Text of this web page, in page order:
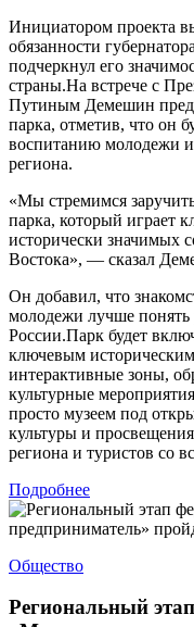
Инициатором проекта
обязанности
подчеркнул его
страны.На встрече с
Путиным Демешин
парка, отметив, что он
воспитанию молодежи и
региона.
«Мы стремимся
парка, который играет
исторически значимых
Востока», — сказал
Он добавил, что
молодежи лучше понять
России.Парк будет
ключевым
интерактивные зоны,
культурные
просто музеем под
культуры и
региона и туристов со
Подробнее
Общество
Региональный